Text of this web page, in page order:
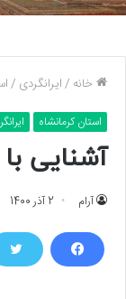
خانه /ایرانگردی /
استان کرمانشاه
آشنایی
آرام 2 آذر 1400